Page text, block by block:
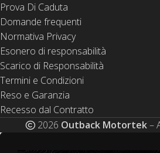
Prova Di Caduta
Domande frequenti
Normativa Privacy
Esonero di responsabilità
Scarico di Responsabilità
Termini e Condizioni
Reso e Garanzia
Recesso dal Contratto
2026 Outback Motortek–